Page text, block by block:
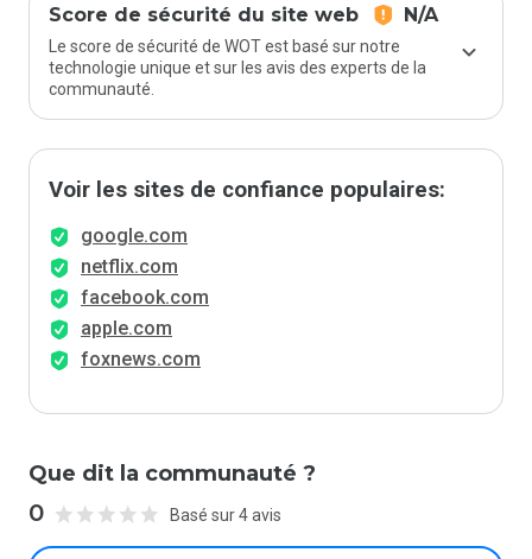
Score de sécurité du site web N/A
Le score de sécurité de WOT est basé sur notre
technologie unique et sur les avis des experts de la
communauté.
Voir les sites de confiance populaires:
google.com
netflix.com
facebook.com
apple.com
foxnews.com
Que dit la communauté ?
0 Basé sur 4 avis